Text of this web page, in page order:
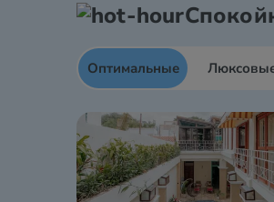
Оптимальные